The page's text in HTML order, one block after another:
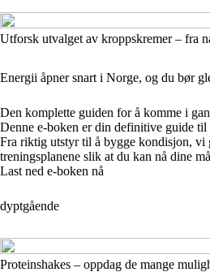
Utforsk utvalget av kroppskremer – fra
Energii åpner snart i Norge, og du bør
Den komplette guiden for å komme i
Denne e-boken er din definitive guide
Fra riktig utstyr til å bygge kondisjon, vi
treningsplanene slik at du kan nå dine
Last ned e-boken nå
dyptgående
Proteinshakes – oppdag de mange